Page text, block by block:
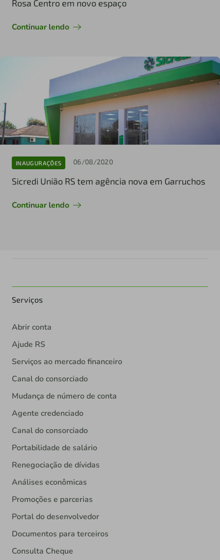
Rosa Centro em novo espaço
Continuar lendo
INAUGURAÇÕES 06/08/2020
Sicredi União RS tem agência nova em Garruchos
Continuar lendo
Serviços
Abrir conta
Ajude RS
Serviços ao mercado financeiro
Canal do consorciado
Mudança de número de conta
Agente credenciado
Canal do consorciado
Portabilidade de salário
Renegociação de dívidas
Análises econômicas
Promoções e parcerias
Portal do desenvolvedor
Documentos para terceiros
Consulta Cheque